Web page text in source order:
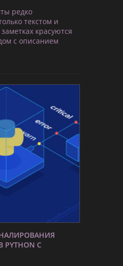
редко
текстом и
красуются
с описанием
С